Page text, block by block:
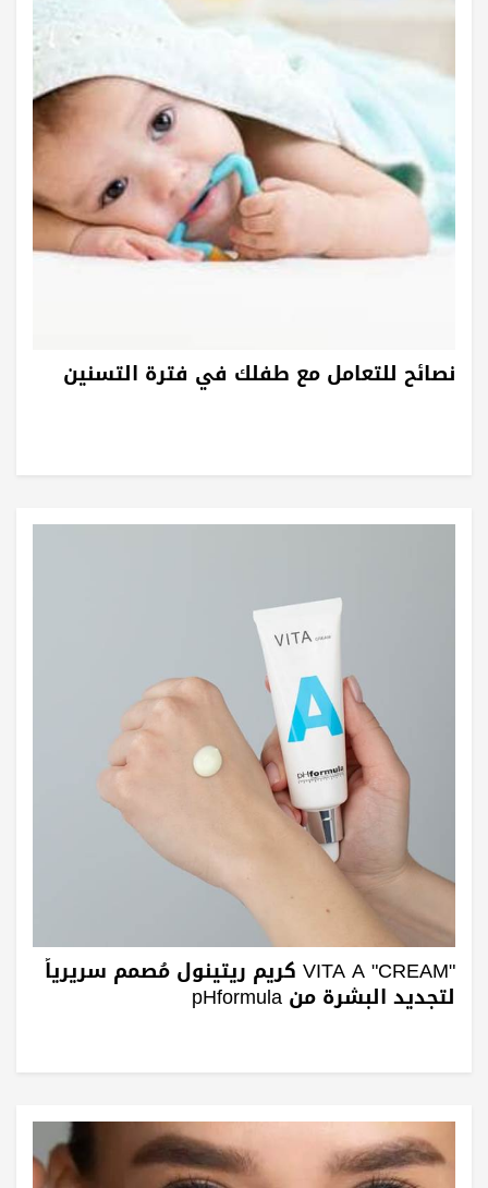
نصائح للتعامل مع طفلك في فترة التسنين
"VITA A "CREAM كريم ريتينول مُصمم سريرياً
لتجديد البشرة من pHformula